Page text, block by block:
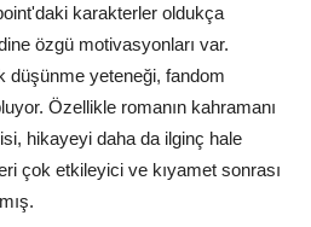
karakterler oldukça
özgü motivasyonları var.
düşünme yeteneği, fandom
Özellikle romanın kahramanı
hikayeyi daha da ilginç hale
çok etkileyici ve kıyamet sonrası